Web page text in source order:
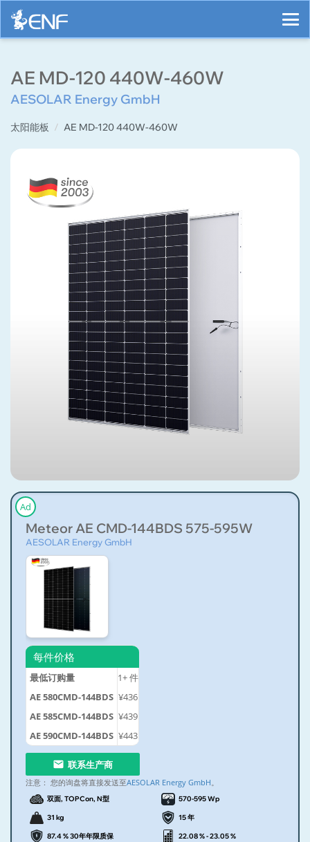
AE MD-120 440W-460W
AESOLAR Energy GmbH
太阳能板 AE MD-120 440W-460W
Ad
Meteor AE CMD-144BDS 575-595W
AESOLAR Energy GmbH
每件价格
最低订购量 1+件
AE 580CMD-144BDS ¥436
AE 585CMD-144BDS ¥439
AE 590CMD-144BDS ¥443
联系生产商
注意： 您的询盘将直接发送至AESOLAR Energy GmbH。
双面, TOPCon, N型 570-595 Wp
31 kg 15 年
87.4 % 30年年限质保 22.08 % - 23.05 %